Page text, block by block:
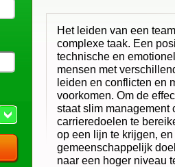
Het leiden van een
complexe taak. Een
technische en
mensen met
leiden en conflicten en
voorkomen. Om de
staat slim management
carrieredoelen te
op een lijn te krijgen,
gemeenschappelijk
naar een hoger niveau